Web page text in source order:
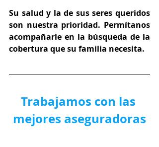
Su salud y la de sus seres queridos
son nuestra prioridad. Permítanos
acompañarle en la búsqueda de la
cobertura que su familia necesita.
Trabajamos con las
mejores aseguradoras